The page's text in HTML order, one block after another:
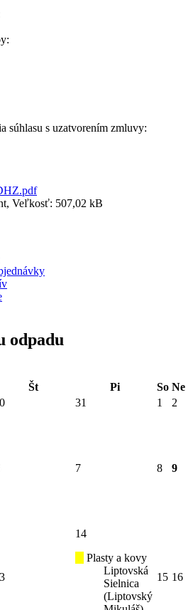
súhlasu s uzatvorením zmluvy:
Veľkosť: 507,02 kB
odpadu
Št Pi So Ne
31 1 2
7 8 9
14
Plasty a kovy
Liptovská
Sielnica
(Liptovský
15 16